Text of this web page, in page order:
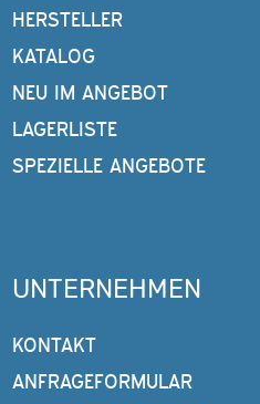
HERSTELLER
KATALOG
NEU IM ANGEBOT
LAGERLISTE
SPEZIELLE ANGEBOTE
UNTERNEHMEN
KONTAKT
ANFRAGEFORMULAR